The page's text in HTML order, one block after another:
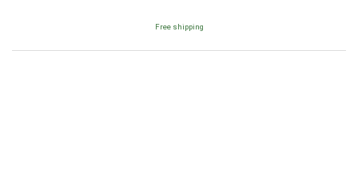
Free shipping